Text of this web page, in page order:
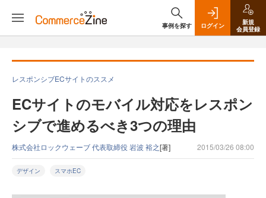
事例を探す ログイン
新規
会員登録
レスポンシブECサイトのススメ
ECサイトのモバイル対応をレスポン
シブで進めるべき3つの理由
株式会社ロックウェーブ 代表取締役 岩波 裕之[著] 2015/03/26 08:00
デザイン スマホEC